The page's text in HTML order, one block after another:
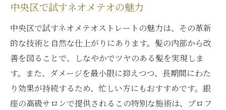
中央区で試すネオメテオの魅力
中央区で試すネオメテオストレートの魅力は、その革新
的な技術と自然な仕上がりにあります。髪の内部から改
善を図ることで、しなやかでツヤのある髪を実現しま
す。また、ダメージを最小限に抑えつつ、長期間にわた
り効果が持続するため、忙しい方にもおすすめです。銀
座の高級サロンで提供されるこの特別な施術は、プロフ